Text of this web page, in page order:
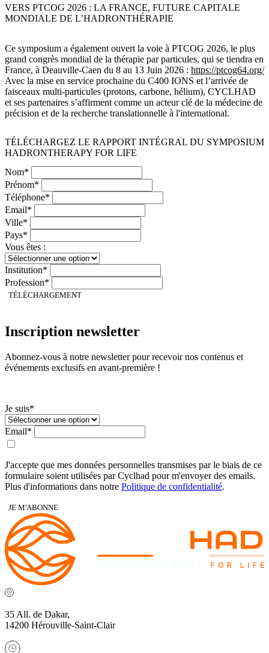
VERS PTCOG 2026 : LA FRANCE, FUTURE CAPITALE
MONDIALE DE L’HADRONTHÉRAPIE
Ce symposium a également ouvert la voie à PTCOG 2026, le plus
grand congrès mondial de la thérapie par particules, qui se tiendra en
France, à Deauville-Caen du 8 au 13 Juin 2026 : https://ptcog64.org/
Avec la mise en service prochaine du C400 IONS et l’arrivée de
faisceaux multi-particules (protons, carbone, hélium), CYCLHAD
et ses partenaires s’affirment comme un acteur clé de la médecine de
précision et de la recherche translationnelle à l'international.
TÉLÉCHARGEZ LE RAPPORT INTÉGRAL DU SYMPOSIUM
HADRONTHERAPY FOR LIFE
Nom*
Prénom*
Téléphone*
Email*
Ville*
Pays*
Vous êtes :
Institution*
Profession*
TÉLÉCHARGEMENT
Inscription newsletter
Abonnez-vous à notre newsletter pour recevoir nos contenus et
événements exclusifs en avant-première !
Je suis*
Email*
J'accepte que mes données personnelles transmises par le biais de ce
formulaire soient utilisées par Cyclhad pour m'envoyer des emails.
Plus d'informations dans notre Politique de confidentialité.
JE M'ABONNE
35 All. de Dakar,
14200 Hérouville-Saint-Clair